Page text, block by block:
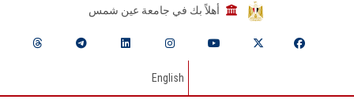
أهلاً بك في جامعة عين شمس
English